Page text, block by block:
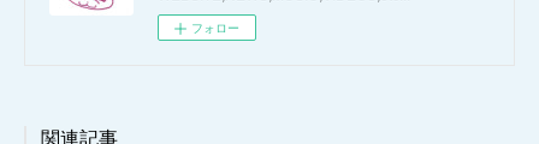
フォロー
関連記事